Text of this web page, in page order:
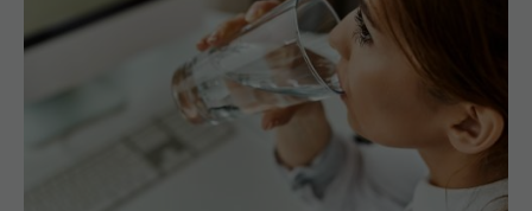
Greșeala periculoasă făcută de bolnavii de rinichi
în timpul caniculei